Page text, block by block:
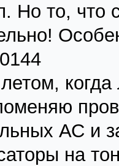
Но то, что
когда
АС и
на